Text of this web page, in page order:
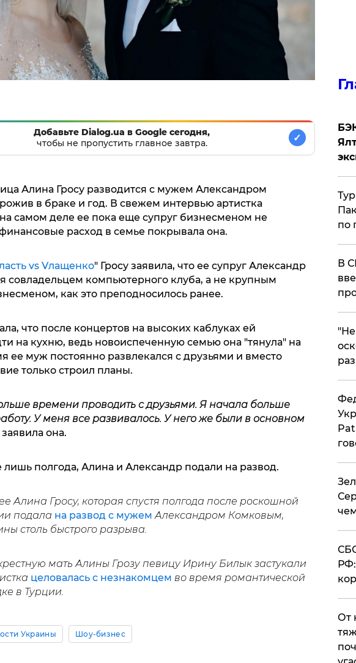
Добавьте Dialog.ua в Google сегодня,
чтобы не пропустить главное завтра.
✓
Алина Гросу разводится с мужем Александром
в браке и год. В свежем интервью артистка
на самом деле ее пока еще супруг бизнесменом не
расход в семье покрывала она.
vs Vлащенко" Гросу заявила, что ее супруг Александр
совладельцем компьютерного клуба, а не крупным
как это преподносилось ранее.
что после концертов на высоких каблуках ей
на кухню, ведь новоиспеченную семью она "тянула" на
ее муж постоянно развлекался с друзьями и вместо
только строил планы.
времени проводить с друзьями. Я начала больше
У меня все развивалось. У него же были в основном
заявила она.
полгода, Алина и Александр подали на развод.
Алина Гросу, которая спустя полгода после роскошной
подала на развод с мужем Александром Комковым,
столь быстрого разрыва.
мать Алины Грозу певицу Ирину Билык застукали
целовалась с незнакомцем во время романтической
в Турции.
Украины Шоу-бизнес
по
В
От